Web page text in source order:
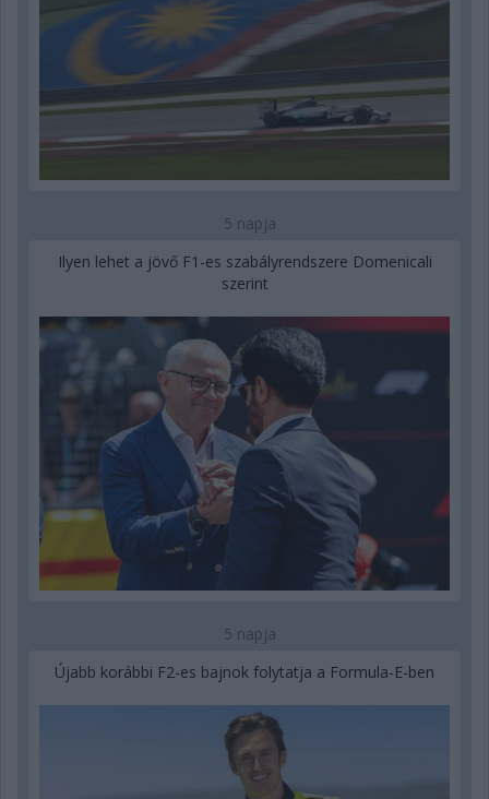
5 napja
Ilyen lehet a jövő F1-es szabályrendszere Domenicali
szerint
5 napja
Újabb korábbi F2-es bajnok folytatja a Formula-E-ben